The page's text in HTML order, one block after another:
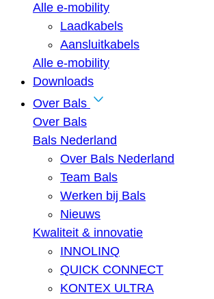
Alle e-mobility
Laadkabels
Aansluitkabels
Alle e-mobility
Downloads
Over Bals
Over Bals
Bals Nederland
Over Bals Nederland
Team Bals
Werken bij Bals
Nieuws
Kwaliteit & innovatie
INNOLINQ
QUICK CONNECT
KONTEX ULTRA